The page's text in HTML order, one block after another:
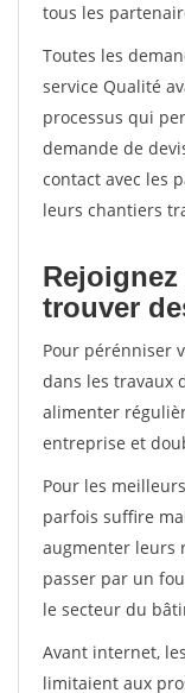
tous les
Toutes les
service Qualité
processus qui
demande de
contact avec les
leurs chantiers
trouver
Pour pérénniser
dans les travaux
alimenter
entreprise et
Pour les
parfois suffire
augmenter leurs
passer par un
le secteur du
Avant internet,
limitaient aux